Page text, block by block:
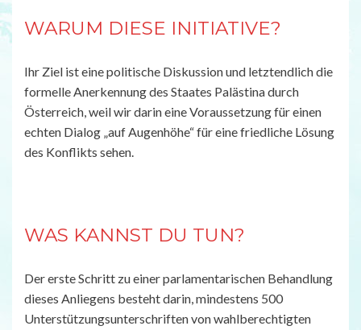
WARUM DIESE INITIATIVE?
Ihr Ziel ist eine politische Diskussion und letztendlich die
formelle Anerkennung des Staates Palästina durch
Österreich, weil wir darin eine Voraussetzung für einen
echten Dialog „auf Augenhöhe“ für eine friedliche Lösung
des Konflikts sehen.
WAS KANNST DU TUN?
Der erste Schritt zu einer parlamentarischen Behandlung
dieses Anliegens besteht darin, mindestens 500
Unterstützungsunterschriften von wahlberechtigten